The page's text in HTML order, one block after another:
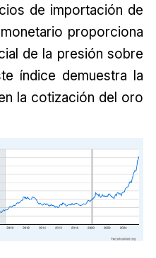
de importación de
proporciona
de la presión sobre
índice demuestra la
la cotización del oro